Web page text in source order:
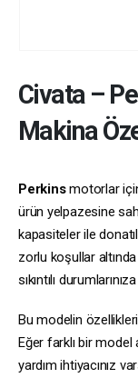
Civata–
Makina
Perkinsmotorlar
ürün yelpazesine
kapasiteler ile
zorlu koşullar
sıkıntılı
Bu modelin
Eğer farklı bir model
yardım ihtiyacınız